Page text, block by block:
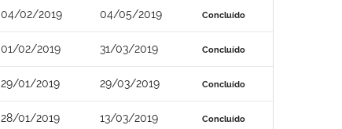
04/02/2019 04/05/2019 Concluído
01/02/2019 31/03/2019 Concluído
29/01/2019 29/03/2019 Concluído
28/01/2019 13/03/2019 Concluído